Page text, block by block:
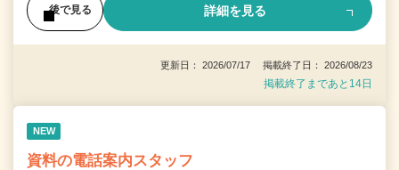
後で見る 詳細を見る
更新日： 2026/07/17 掲載終了日： 2026/08/23
掲載終了まであと14日
NEW
資料の電話案内スタッフ